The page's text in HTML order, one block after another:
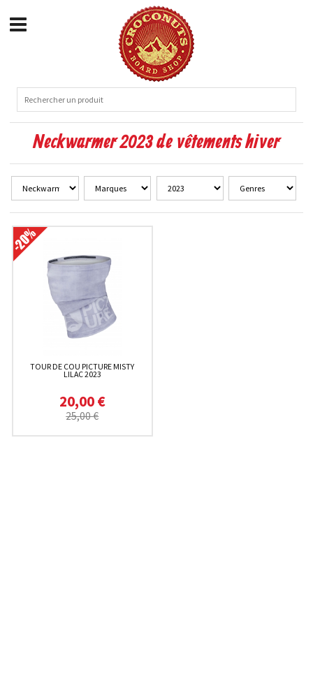
Neckwarmer 2023 de vêtements hiver
TOUR DE COU PICTURE MISTY
LILAC 2023
20,00 €
25,00 €